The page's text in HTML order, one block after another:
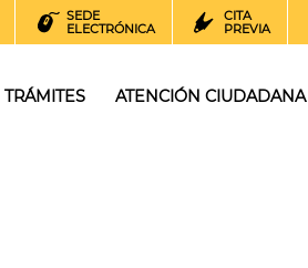
SEDE
ELECTRÓNICA
CITA
PREVIA
TRÁMITES ATENCIÓN CIUDADANA